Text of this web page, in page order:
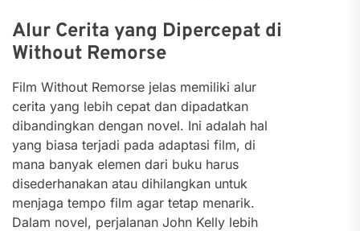
Alur Cerita yang Dipercepat di
Without Remorse
Film Without Remorse jelas memiliki alur
cerita yang lebih cepat dan dipadatkan
dibandingkan dengan novel. Ini adalah hal
yang biasa terjadi pada adaptasi film, di
mana banyak elemen dari buku harus
disederhanakan atau dihilangkan untuk
menjaga tempo film agar tetap menarik.
Dalam novel, perjalanan John Kelly lebih